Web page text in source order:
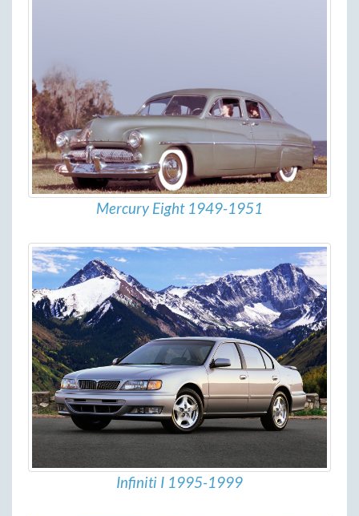
Mercury Eight 1949-1951
Infiniti I 1995-1999